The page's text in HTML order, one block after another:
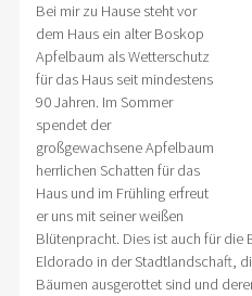
Bei mir zu Hause steht vor
dem Haus ein alter Boskop
Apfelbaum als Wetterschutz
für das Haus seit mindestens
90 Jahren. Im Sommer
spendet der
großgewachsene Apfelbaum
herrlichen Schatten für das
Haus und im Frühling erfreut
er uns mit seiner weißen
Blütenpracht. Dies ist auch für die
Eldorado in der Stadtlandschaft,
Bäumen ausgerottet sind und